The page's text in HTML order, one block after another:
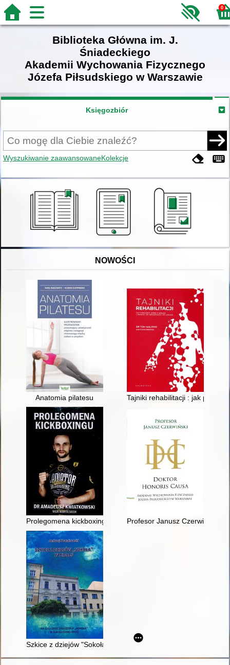
0
Biblioteka Główna im. J.
Śniadeckiego
Akademii Wychowania Fizycznego
Józefa Piłsudskiego w Warszawie
Księgozbiór
Wyszukiwanie zaawansowaneKolekcje
NOWOŚCI
Anatomia pilatesu Tajniki rehabilitacji : jak
Prolegomena kickboxingu Profesor Janusz Czerwiński :
Szkice z dziejów "Sokoła" w Białej : na 125-lecie założenia